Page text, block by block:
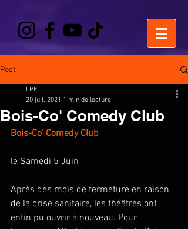
Post
Bois-Co' Comedy Club
LPE
20 juil. 2021 1 min de lecture
Bois-Co’ Comedy Club
le Samedi 5 Juin
Après des mois de fermeture en raison
de la crise sanitaire, les théâtres ont
enfin pu ouvrir à nouveau. Pour